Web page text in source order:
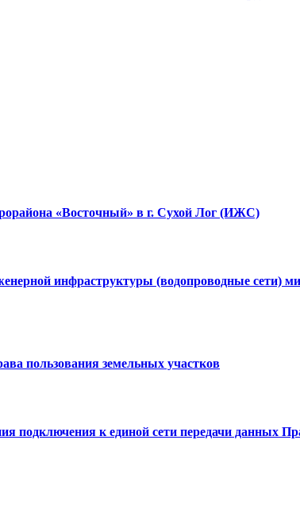
«Восточный» в г. Сухой Лог (ИЖС)
инфраструктуры (водопроводные сети)
пользования земельных участков
подключения к единой сети передачи данных